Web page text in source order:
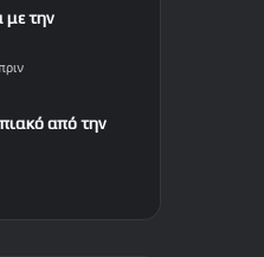
με την
από την